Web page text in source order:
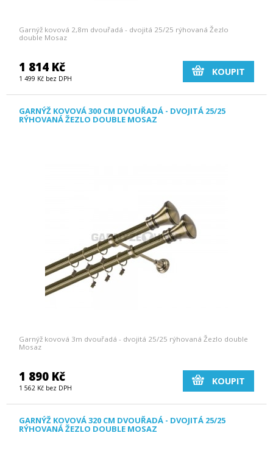
Garnýž kovová 2,8m dvouřadá - dvojitá 25/25 rýhovaná Žezlo
double Mosaz
1 814 Kč
1 499 Kč bez DPH
KOUPIT
GARNÝŽ KOVOVÁ 300 CM DVOUŘADÁ - DVOJITÁ 25/25
RÝHOVANÁ ŽEZLO DOUBLE MOSAZ
Garnýž kovová 3m dvouřadá - dvojitá 25/25 rýhovaná Žezlo double
Mosaz
1 890 Kč
1 562 Kč bez DPH
KOUPIT
GARNÝŽ KOVOVÁ 320 CM DVOUŘADÁ - DVOJITÁ 25/25
RÝHOVANÁ ŽEZLO DOUBLE MOSAZ